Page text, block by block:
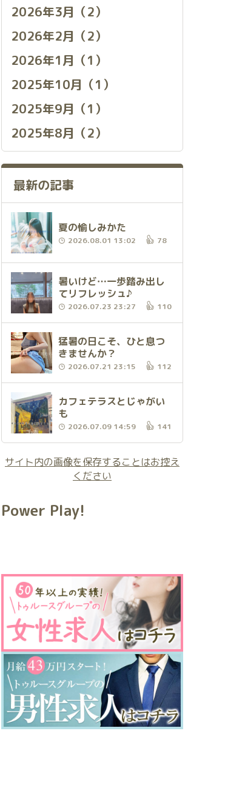
2026年3月（2）
2026年2月（2）
2026年1月（1）
2025年10月（1）
2025年9月（1）
2025年8月（2）
最新の記事
夏の愉しみかた
2026.08.01 13:02 78
暑いけど…一歩踏み出し
てリフレッシュ♪
2026.07.23 23:27 110
猛暑の日こそ、ひと息つ
きませんか？
2026.07.21 23:15 112
カフェテラスとじゃがい
も
2026.07.09 14:59 141
サイト内の画像を保存することはお控え
ください
Power Play!